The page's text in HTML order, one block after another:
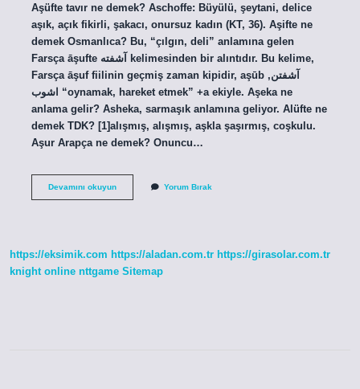
Aşüfte tavır ne demek? Aschoffe: Büyülü, şeytani, delice
aşık, açık fikirli, şakacı, onursuz kadın (KT, 36). Aşifte ne
demek Osmanlıca? Bu, “çılgın, deli” anlamına gelen
Farsça āşufte آشفته kelimesinden bir alıntıdır. Bu kelime,
Farsça āşuf fiilinin geçmiş zaman kipidir, aşūb آشفتن,
اشوب “oynamak, hareket etmek” +a ekiyle. Aşeka ne
anlama gelir? Asheka, sarmaşık anlamına geliyor. Alüfte ne
demek TDK? [1]alışmış, alışmış, aşkla şaşırmış, coşkulu.
Aşur Arapça ne demek? Onuncu…
Devamını okuyunAşüfte
Yorum Bırak
https://eksimik.com https://aladan.com.tr https://girasolar.com.tr
knight online nttgame Sitemap